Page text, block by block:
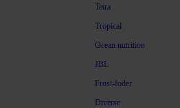
Tetra
Tropical
Ocean nutrition
JBL
Frost-foder
Diverse